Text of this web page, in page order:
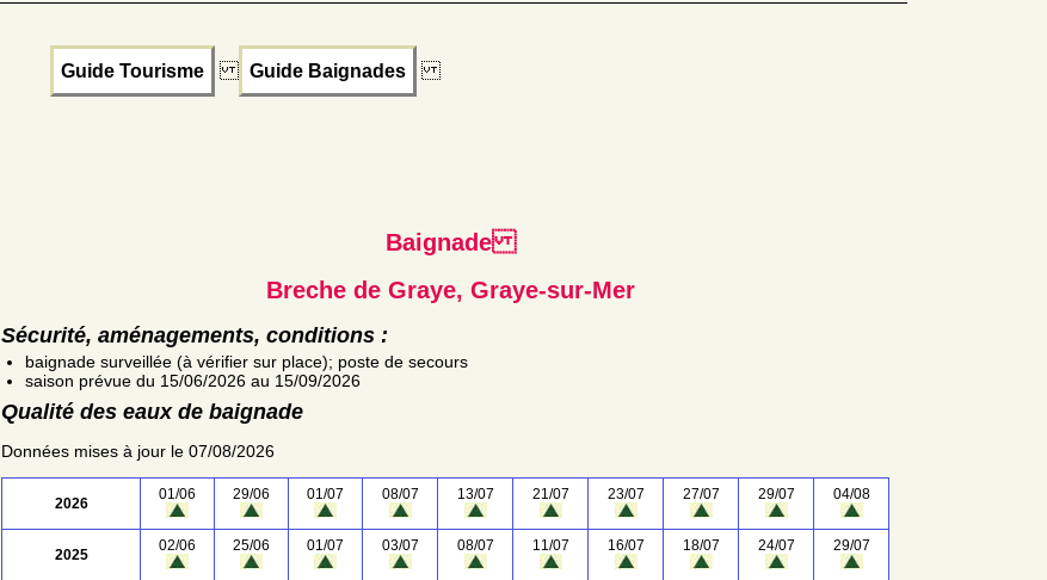
Guide Tourisme Guide Baignades
Baignade
Breche de Graye, Graye-sur-Mer
Sécurité, aménagements, conditions :
baignade surveillée (à vérifier sur place); poste de secours
saison prévue du 15/06/2026 au 15/09/2026
Qualité des eaux de baignade
Données mises à jour le 07/08/2026
2026
01/06 29/06 01/07 08/07 13/07 21/07 23/07 27/07 29/07 04/08
2025
02/06 25/06 01/07 03/07 08/07 11/07 16/07 18/07 24/07 29/07